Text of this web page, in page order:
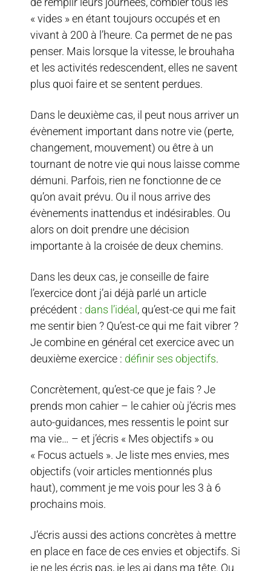
« vides » en étant toujours occupés et en
vivant à 200 à l’heure. Ca permet de ne pas
penser. Mais lorsque la vitesse, le brouhaha
et les activités redescendent, elles ne savent
plus quoi faire et se sentent perdues.
Dans le deuxième cas, il peut nous arriver un
évènement important dans notre vie (perte,
changement, mouvement) ou être à un
tournant de notre vie qui nous laisse comme
démuni. Parfois, rien ne fonctionne de ce
qu’on avait prévu. Ou il nous arrive des
évènements inattendus et indésirables. Ou
alors on doit prendre une décision
importante à la croisée de deux chemins.
Dans les deux cas, je conseille de faire
l’exercice dont j’ai déjà parlé un article
précédent : dans l’idéal, qu’est-ce qui me fait
me sentir bien ? Qu’est-ce qui me fait vibrer ?
Je combine en général cet exercice avec un
deuxième exercice : définir ses objectifs.
Concrètement, qu’est-ce que je fais ? Je
prends mon cahier – le cahier où j’écris mes
auto-guidances, mes ressentis le point sur
ma vie… – et j’écris « Mes objectifs » ou
« Focus actuels ». Je liste mes envies, mes
objectifs (voir articles mentionnés plus
haut), comment je me vois pour les 3 à 6
prochains mois.
J’écris aussi des actions concrètes à mettre
en place en face de ces envies et objectifs. Si
je ne les écris pas, je les ai dans ma tête. Ou